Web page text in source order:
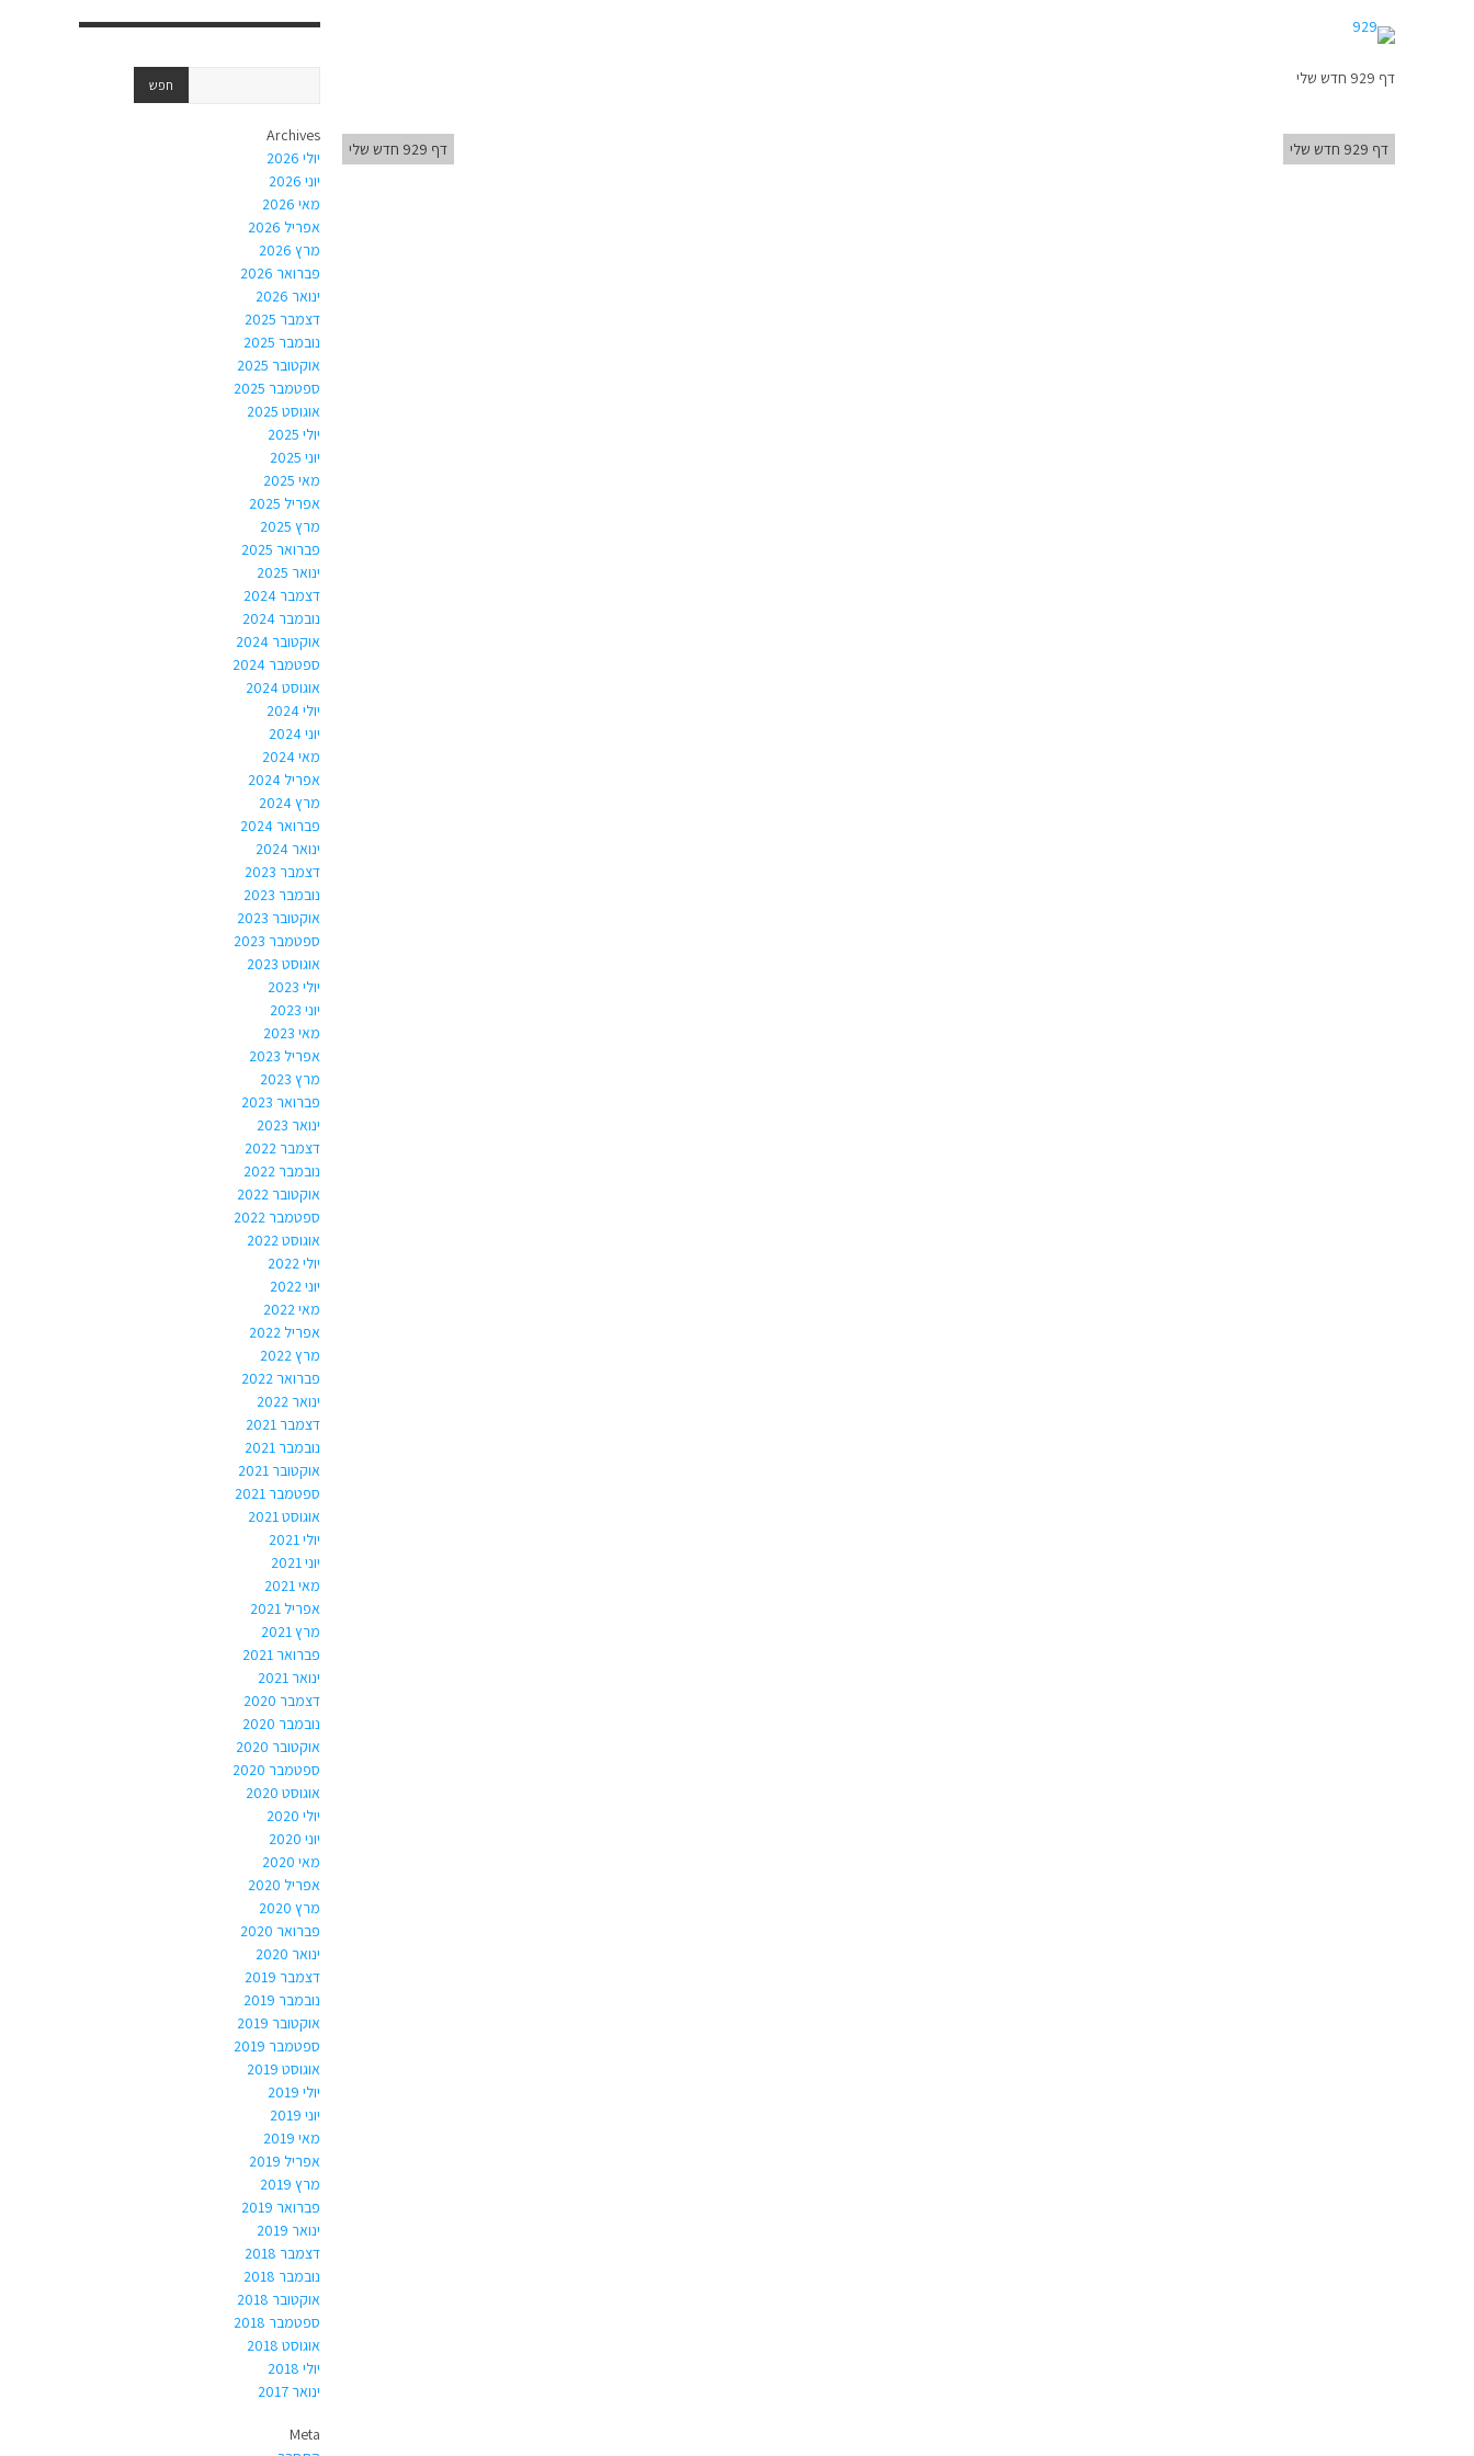
דף 929 חדש שלי
דף 929 חדש שלי דף 929 חדש שלי
Archives
יולי 2026
יוני 2026
מאי 2026
אפריל 2026
מרץ 2026
פברואר 2026
ינואר 2026
דצמבר 2025
נובמבר 2025
אוקטובר 2025
ספטמבר 2025
אוגוסט 2025
יולי 2025
יוני 2025
מאי 2025
אפריל 2025
מרץ 2025
פברואר 2025
ינואר 2025
דצמבר 2024
נובמבר 2024
אוקטובר 2024
ספטמבר 2024
אוגוסט 2024
יולי 2024
יוני 2024
מאי 2024
אפריל 2024
מרץ 2024
פברואר 2024
ינואר 2024
דצמבר 2023
נובמבר 2023
אוקטובר 2023
ספטמבר 2023
אוגוסט 2023
יולי 2023
יוני 2023
מאי 2023
אפריל 2023
מרץ 2023
פברואר 2023
ינואר 2023
דצמבר 2022
נובמבר 2022
אוקטובר 2022
ספטמבר 2022
אוגוסט 2022
יולי 2022
יוני 2022
מאי 2022
אפריל 2022
מרץ 2022
פברואר 2022
ינואר 2022
דצמבר 2021
נובמבר 2021
אוקטובר 2021
ספטמבר 2021
אוגוסט 2021
יולי 2021
יוני 2021
מאי 2021
אפריל 2021
מרץ 2021
פברואר 2021
ינואר 2021
דצמבר 2020
נובמבר 2020
אוקטובר 2020
ספטמבר 2020
אוגוסט 2020
יולי 2020
יוני 2020
מאי 2020
אפריל 2020
מרץ 2020
פברואר 2020
ינואר 2020
דצמבר 2019
נובמבר 2019
אוקטובר 2019
ספטמבר 2019
אוגוסט 2019
יולי 2019
יוני 2019
מאי 2019
אפריל 2019
מרץ 2019
פברואר 2019
ינואר 2019
דצמבר 2018
נובמבר 2018
אוקטובר 2018
ספטמבר 2018
אוגוסט 2018
יולי 2018
ינואר 2017
Meta